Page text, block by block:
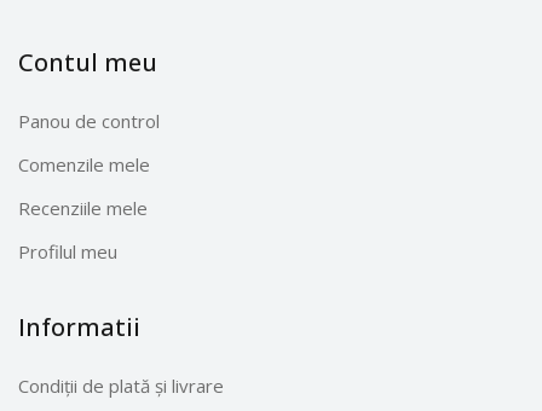
Contul meu
Panou de control
Comenzile mele
Recenziile mele
Profilul meu
Informatii
Condiții de plată și livrare